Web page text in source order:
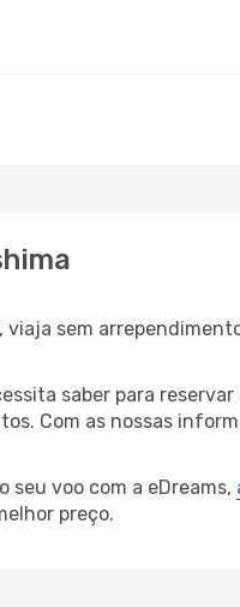
viaja sem
saber para
Com as nossas
seu voo com a eDreams,
preço.